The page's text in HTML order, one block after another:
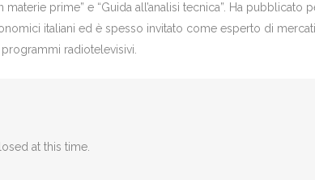
materie prime” e “Guida all’analisi tecnica”. Ha
italiani ed è spesso invitato come esperto di
radiotelevisivi.
at this time.